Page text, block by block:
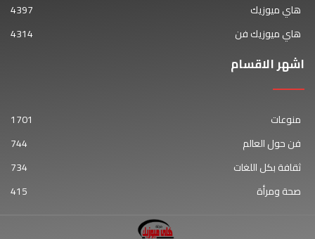
هاي ميوزيك
4397
هاي ميوزيك فن
4314
اشهر الاقسام
منوعات
1701
فن حول العالم
744
ثقافة بكل اللغات
734
صحة ومرأة
415